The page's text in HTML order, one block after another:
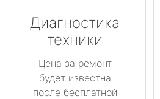
Диагностика
техники
Цена за ремонт
будет известна
после бесплатной